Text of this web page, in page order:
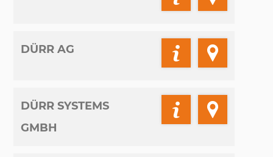
DÜRR AG
DÜRR SYSTEMS
GMBH